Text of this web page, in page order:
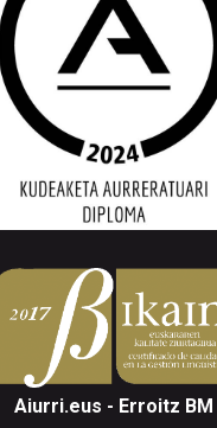
Aiurri.eus - Erroitz BM